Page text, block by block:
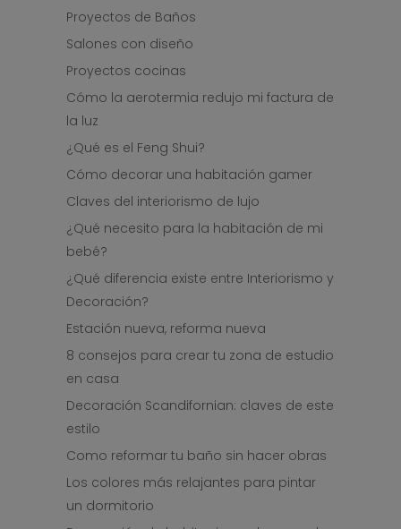
Proyectos de Baños
Salones con diseño
Proyectos cocinas
Cómo la aerotermia redujo mi factura de
la luz
¿Qué es el Feng Shui?
Cómo decorar una habitación gamer
Claves del interiorismo de lujo
¿Qué necesito para la habitación de mi
bebé?
¿Qué diferencia existe entre Interiorismo y
Decoración?
Estación nueva, reforma nueva
8 consejos para crear tu zona de estudio
en casa
Decoración Scandifornian: claves de este
estilo
Como reformar tu baño sin hacer obras
Los colores más relajantes para pintar
un dormitorio